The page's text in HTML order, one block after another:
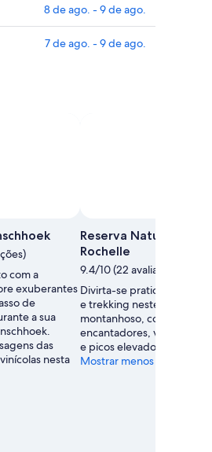
8 de ago. - 9 de ago.
7 de ago. - 9 de ago.
com a
exuberantes
de
a sua
das
nesta
Reserva Natural de
Rochelle
9.4/10 (22 avaliações)
Divirta-se praticando
e trekking neste vasto
montanhoso, com rios
encantadores, vegetação
e picos elevados.
Mostrar menos